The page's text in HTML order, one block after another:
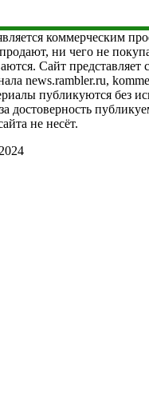
коммерческим
ни чего не
Сайт представляет
news.rambler.ru,
публикуются без
достоверность
не несёт.